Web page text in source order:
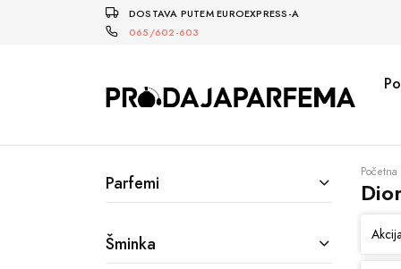
DOSTAVA PUTEM EUROEXPRESS-A
065/602-603
Parfemi
Šminka
Početna
Akcija